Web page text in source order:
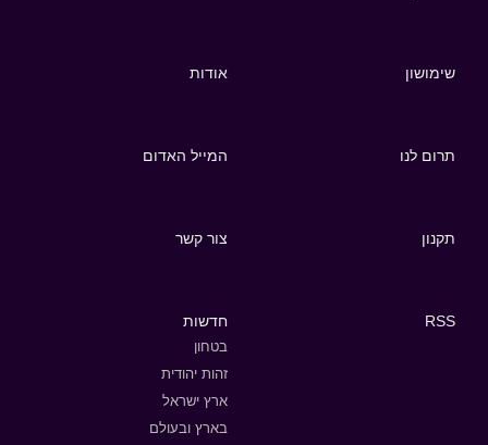
שימושון אודות
תרום לנו המייל האדום
תקנון צור קשר
RSS חדשות
בטחון
זהות יהודית
ארץ ישראל
בארץ ובעולם